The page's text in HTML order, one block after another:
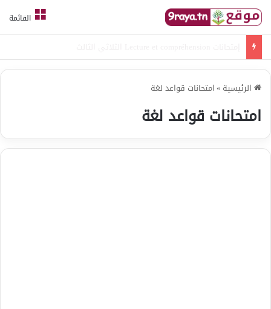
القائمة
الرئيسية »امتحانات قواعد لغة
امتحانات قواعد لغة